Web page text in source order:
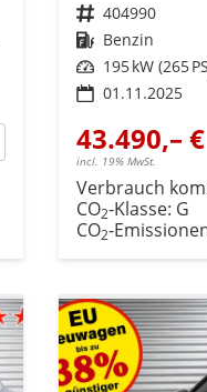
Fahrzeugnr. 404990
Kraftstoff Benzin
Leistung 195 kW (265
01.11.2025
43.490,– €
incl. 19% MwSt.
Verbrauch
CO2-Klasse: G
CO2-